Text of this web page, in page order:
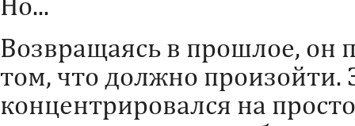
Возвращаясь в прошлое, он
том, что должно произойти.
концентрировался на